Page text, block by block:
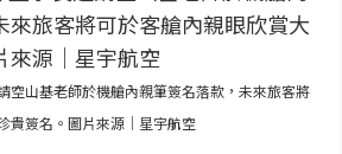
空山基老師於機艙內親筆簽名落款，未來旅客將
貴簽名。圖片來源｜星宇航空